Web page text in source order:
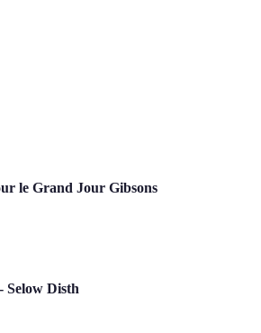
le Grand Jour Gibsons
Selow Disth